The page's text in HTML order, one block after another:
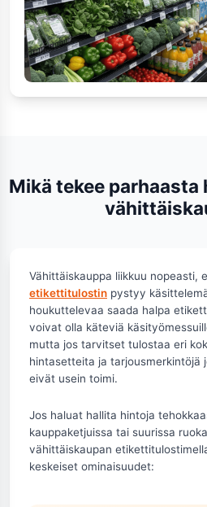
Mikä tekee
Vähittäiskauppa liikkuu nopeasti,
etikettitulostin pystyy
houkuttelevaa saada halpa
voivat olla käteviä
mutta jos tarvitset tulostaa eri
hintasetteita ja tarjousmerkintöjä
eivät usein toimi.
Jos haluat hallita hintoja
kauppaketjuissa tai suurissa
vähittäiskaupan
keskeiset ominaisuudet: